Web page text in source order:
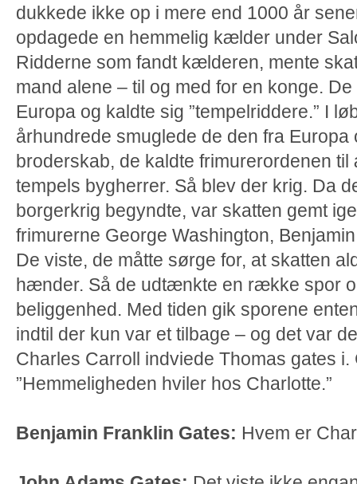
dukkede ikke op i mere end 1000 år
opdagede en hemmelig kælder under
Ridderne som fandt kælderen, mente
mand alene – til og med for en konge.
Europa og kaldte sig ”tempelriddere.” I
århundrede smuglede de den fra Europa
broderskab, de kaldte frimurerordenen
tempels bygherrer. Så blev der krig. Da
borgerkrig begyndte, var skatten gemt
frimurerne George Washington,
De viste, de måtte sørge for, at skatten
hænder. Så de udtænkte en række spor
beliggenhed. Med tiden gik sporene
indtil der kun var et tilbage – og det var
Charles Carroll indviede Thomas gates i.
”Hemmeligheden hviler hos Charlotte.”
Benjamin Franklin Gates: Hvem er